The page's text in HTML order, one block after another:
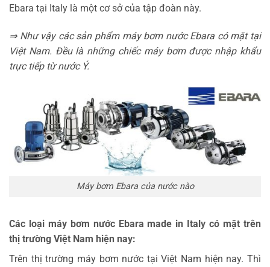
Ebara tại Italy là một cơ sở của tập đoàn này.
⇒ Như vậy các sản phẩm máy bơm nước Ebara có mặt tại
Việt Nam. Đều là những chiếc máy bơm được nhập khẩu
trực tiếp từ nước Ý.
Máy bơm Ebara của nước nào
Các loại máy bơm nước Ebara made in Italy có mặt trên
thị trường Việt Nam hiện nay:
Trên thị trường máy bơm nước tại Việt Nam hiện nay. Thì